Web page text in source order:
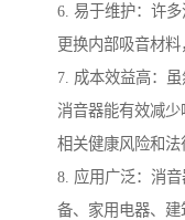
6. 易于维护：许
更换内部吸音材料
7. 成本效益高：
消音器能有效减
相关健康风险和法
8. 应用广泛：消
备、家用电器、